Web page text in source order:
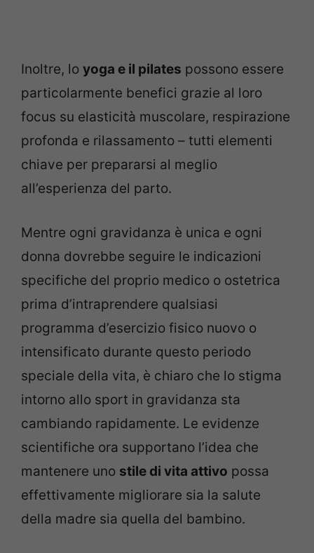
Inoltre, lo yoga e il pilates possono essere
particolarmente benefici grazie al loro
focus su elasticità muscolare, respirazione
profonda e rilassamento – tutti elementi
chiave per prepararsi al meglio
all’esperienza del parto.
Mentre ogni gravidanza è unica e ogni
donna dovrebbe seguire le indicazioni
specifiche del proprio medico o ostetrica
prima d’intraprendere qualsiasi
programma d’esercizio fisico nuovo o
intensificato durante questo periodo
speciale della vita, è chiaro che lo stigma
intorno allo sport in gravidanza sta
cambiando rapidamente. Le evidenze
scientifiche ora supportano l’idea che
mantenere uno stile di vita attivo possa
effettivamente migliorare sia la salute
della madre sia quella del bambino.